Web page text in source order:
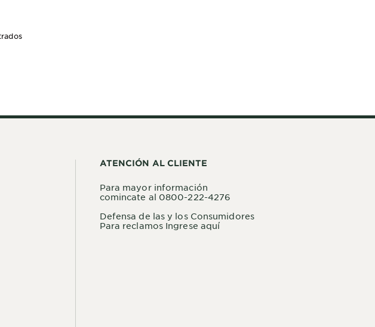
ATENCIÓN AL CLIENTE
Para mayor información
comincate al 0800-222-4276
Defensa de las y los Consumidores
Para reclamos Ingrese aquí